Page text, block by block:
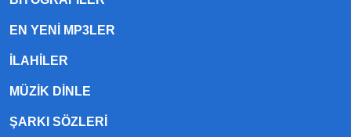
EN YENI MP3LER
ILAHILER
MÜZIK DINLE
ŞARKI SÖZLERI